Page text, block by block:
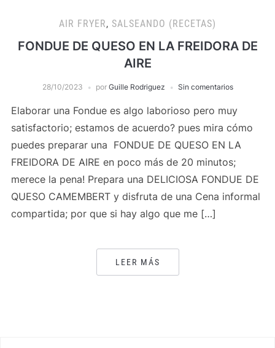
AIR FRYER, SALSEANDO (RECETAS)
FONDUE DE QUESO EN LA FREIDORA DE
AIRE
28/10/2023 por Guille Rodriguez Sin comentarios
Elaborar una Fondue es algo laborioso pero muy
satisfactorio; estamos de acuerdo? pues mira cómo
puedes preparar una FONDUE DE QUESO EN LA
FREIDORA DE AIRE en poco más de 20 minutos;
merece la pena! Prepara una DELICIOSA FONDUE DE
QUESO CAMEMBERT y disfruta de una Cena informal
compartida; por que si hay algo que me […]
LEER MÁS